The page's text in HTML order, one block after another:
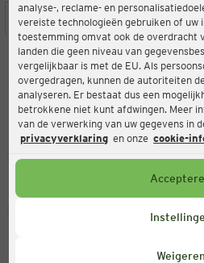
analyse-, reclame- en
vereiste technologieën gebruiken of uw
toestemming omvat ook de overdracht
landen die geen niveau van
vergelijkbaar is met de EU. Als
overgedragen, kunnen de autoriteiten
analyseren. Er bestaat dus een
betrokkene niet kunt afdwingen. Meer
van de verwerking van uw gegevens in
privacyverklaring en onze cookie-
Weigeren
LOCATIE SERVICES ASSORTIMENT
Ernsting's family
Heddesdorfer Str. 11, 56564
Gesloten
Servicenummer
Maandag tot vrijdag 8-18 uur